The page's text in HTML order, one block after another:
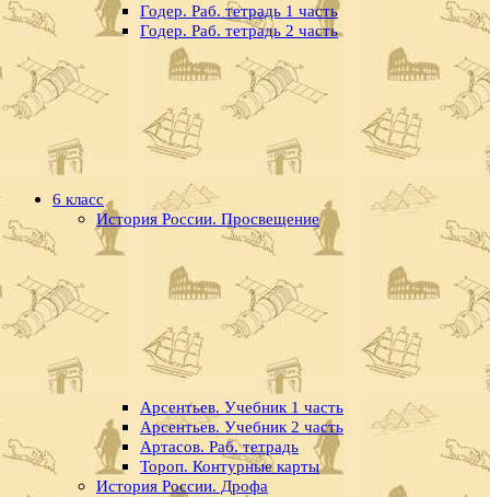
Годер. Раб. тетрадь 1 часть
Годер. Раб. тетрадь 2 часть
6 класс
История России. Просвещение
Арсентьев. Учебник 1 часть
Арсентьев. Учебник 2 часть
Артасов. Раб. тетрадь
Тороп. Контурные карты
История России. Дрофа